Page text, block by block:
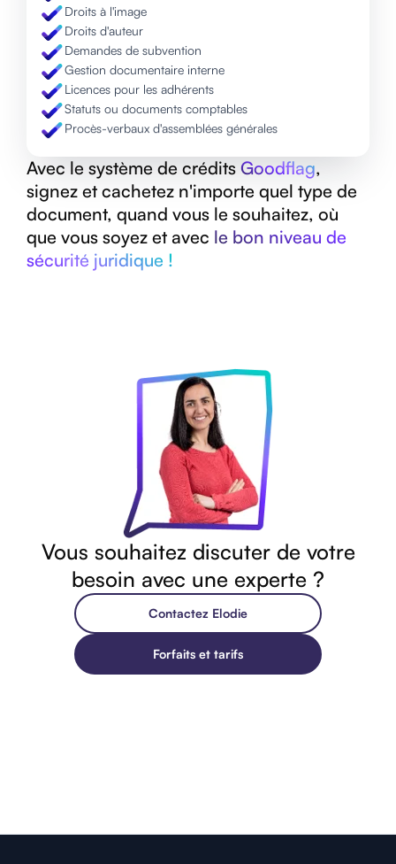
Droits à l'image
Droits d'auteur
Demandes de subvention
Gestion documentaire interne
Licences pour les adhérents
Statuts ou documents comptables
Procès-verbaux d'assemblées générales
Avec le système de crédits Goodflag,
signez et cachetez n'importe quel type de
document, quand vous le souhaitez, où
que vous soyez et avec le bon niveau de
sécurité juridique !
Vous souhaitez discuter de votre
besoin avec une experte ?
Contactez Elodie
Forfaits et tarifs